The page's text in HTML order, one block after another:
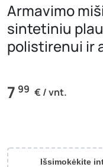
Armavimo
sintetiniu
polistirenui ir
7 99 € / vnt.
Išsimokėkite